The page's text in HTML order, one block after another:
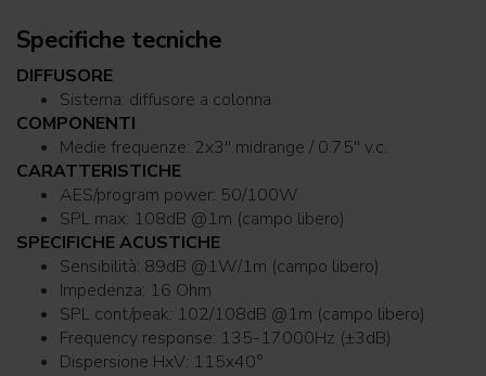
Specifiche tecniche
DIFFUSORE
Sistema: diffusore a colonna
COMPONENTI
Medie frequenze: 2x3'' midrange / 0.75'' v.c.
CARATTERISTICHE
AES/program power: 50/100W
SPL max: 108dB @1m (campo libero)
SPECIFICHE ACUSTICHE
Sensibilità: 89dB @1W/1m (campo libero)
Impedenza: 16 Ohm
SPL cont/peak: 102/108dB @1m (campo libero)
Frequency response: 135-17000Hz (±3dB)
Dispersione HxV: 115x40°